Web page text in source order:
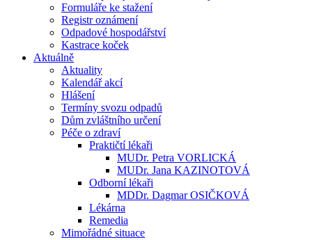
Formuláře ke stažení
Registr oznámení
Odpadové hospodářství
Kastrace koček
Aktuálně
Aktuality
Kalendář akcí
Hlášení
Termíny svozu odpadů
Dům zvláštního určení
Péče o zdraví
Praktičtí lékaři
MUDr. Petra VORLICKÁ
MUDr. Jana KAZINOTOVÁ
Odborní lékaři
MDDr. Dagmar OSIČKOVÁ
Lékárna
Remedia
Mimořádné situace